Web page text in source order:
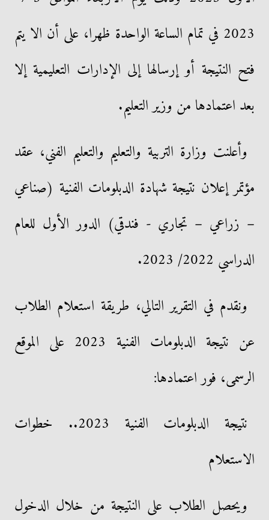
2023 في تمام الساعة الواحدة ظهرا، على أن الا يتم
فتح النتيجة أو إرسالها إلى الإدارات التعليمية إلا
بعد اعتمادها من وزير التعليم.
وأعلنت وزارة التربية والتعليم والتعليم الفني، عقد
مؤتمر إعلان نتيجة شهادة الدبلومات الفنية (صناعي
– زراعي – تجاري - فندقي) الدور الأول للعام
الدراسي 2022/ 2023.
ونقدم في التقرير التالي، طريقة استعلام الطلاب
عن نتيجة الدبلومات الفنية 2023 على الموقع
الرسمى، فور اعتمادها:
نتيجة الدبلومات الفنية 2023.. خطوات
الاستعلام
ويحصل الطلاب على النتيجة من خلال الدخول